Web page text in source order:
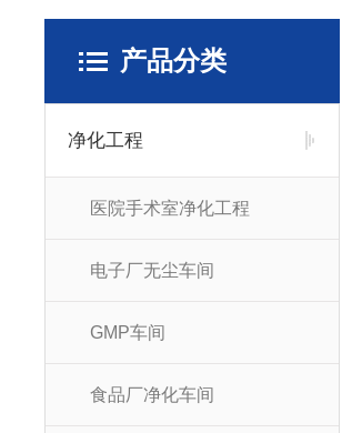
产品分类
净化工程
医院手术室净化工程
电子厂无尘车间
GMP车间
食品厂净化车间